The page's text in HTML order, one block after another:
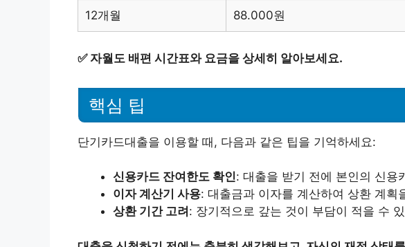
12개월 88.000원
✅ 자월도 배편 시간표와 요금을 상세히 알아보세요.
핵심 팁
단기카드대출을 이용할 때, 다음과 같은 팁을 기억하세요:
신용카드 잔여한도 확인: 대출을 받기 전에 본인의 신용
이자 계산기 사용: 대출금과 이자를 계산하여 상환 계획
상환 기간 고려 : 장기적으로 갚는 것이 부담이 적을 수